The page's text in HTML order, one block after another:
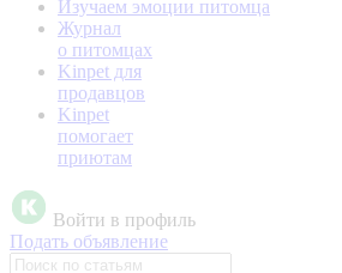
Изучаем эмоции питомца
Журнал
о питомцах
Kinpet для
продавцов
Kinpet
помогает
приютам
Войти в профиль
Подать объявление